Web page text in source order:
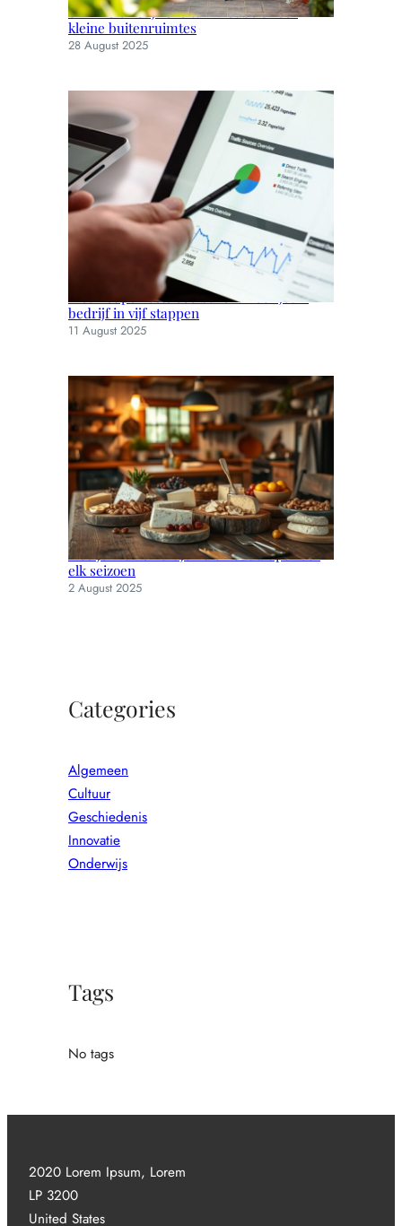
Slimme en stijlvolle tuinmeubels voor
kleine buitenruimtes
28 August 2025
Kies het perfecte seo bureau voor jouw
bedrijf in vijf stappen
11 August 2025
Hoe je muizen uit je huis houdt: tips voor
elk seizoen
2 August 2025
Categories
Algemeen
Cultuur
Geschiedenis
Innovatie
Onderwijs
Tags
No tags
2020 Lorem Ipsum, Lorem
LP 3200
United States